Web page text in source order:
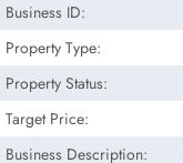
Business ID:
Property Type:
Property Status:
Target Price:
Business Description: